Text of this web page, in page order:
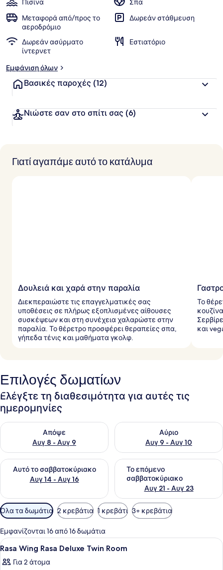
Πισίνα
Σπα
Μεταφορά από/προς το
αεροδρόμιο
Δωρεάν στάθμευση
Δωρεάν ασύρματο
ίντερνετ
Εστιατόριο
Εμφάνιση όλων
Βασικές παροχές (12)
Νιώστε σαν στο σπίτι σας (6)
Γιατί αγαπάμε αυτό το κατάλυμα
Δουλειά και χαρά στην παραλία
Διεκπεραιώστε τις επαγγελματικές σας
υποθέσεις σε πλήρως εξοπλισμένες αίθουσες
συσκέψεων και στη συνέχεια χαλαρώστε στην
παραλία. Το θέρετρο προσφέρει θεραπείες σπα,
γήπεδα τένις και μαθήματα γκολφ.
Το
και
Επιλογές δωματίων
Ελέγξτε τη διαθεσιμότητα για αυτές τις
ημερομηνίες
Απόψε
Αυγ 8 - Αυγ 9
Έλεγχος διαθεσιμότητας για απόψε Αυγ 8 - Αυγ 9
Αύριο
Αυγ 9 - Αυγ 10
Έλεγχος διαθεσιμότητας
Αυτό το σαββατοκύριακο
Αυγ 14 - Αυγ 16
Έλεγχος διαθεσιμότητας για αυτό το σαββατοκύριακο Αυγ
Το επόμενο
σαββατοκύριακο
Αυγ 21 - Αυγ 23
Έλεγχος διαθεσιμότητας
Διαθέσιμα
φίλτρα
για
τα
δωμάτια
Όλα τα δωμάτια 2 κρεβάτια 1 κρεβάτι 3+ κρεβάτια
Εμφανίζονται 16 από 16 δωμάτια
Προβολή
όλων
των
Κλινοσκεπάσματα υψηλής
11
Rasa Wing Rasa Deluxe Twin Room
Για 2 άτομα